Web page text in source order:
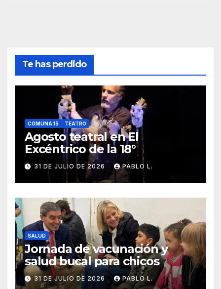
Te has perdido
COMUNA 15 TEATRO
Agosto teatral en El
Excéntrico de la 18°
31 DE JULIO DE 2026 PABLO L.
SALUD
Jornada de vacunación y
salud bucal para chicos
31 DE JULIO DE 2026 PABLO L.